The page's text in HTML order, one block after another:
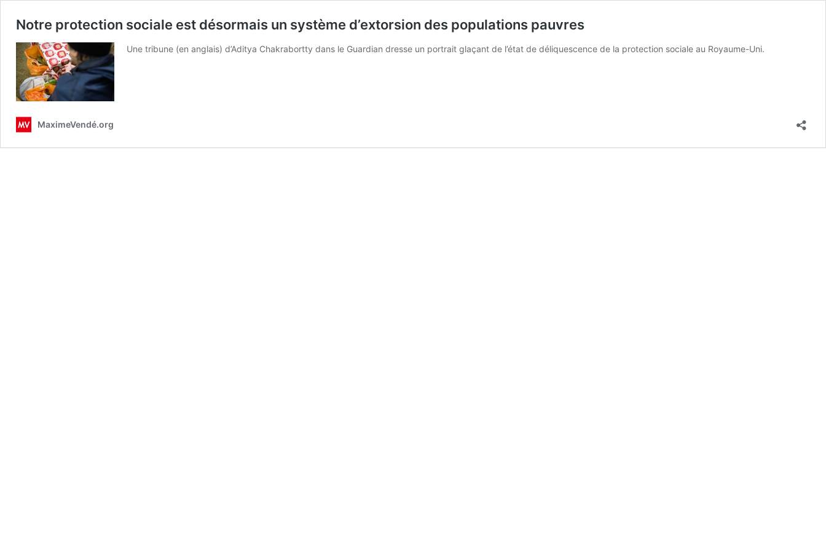
Notre protection sociale est désormais un système d’extorsion des populations pauvres
Une tribune (en anglais) d’Aditya Chakrabortty dans le Guardian dresse un portrait glaçant de l’état de déliquescence de la protection sociale au Royaume-Uni.
MaximeVendé.org